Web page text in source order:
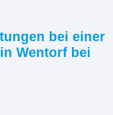
bei einer
Wentorf bei